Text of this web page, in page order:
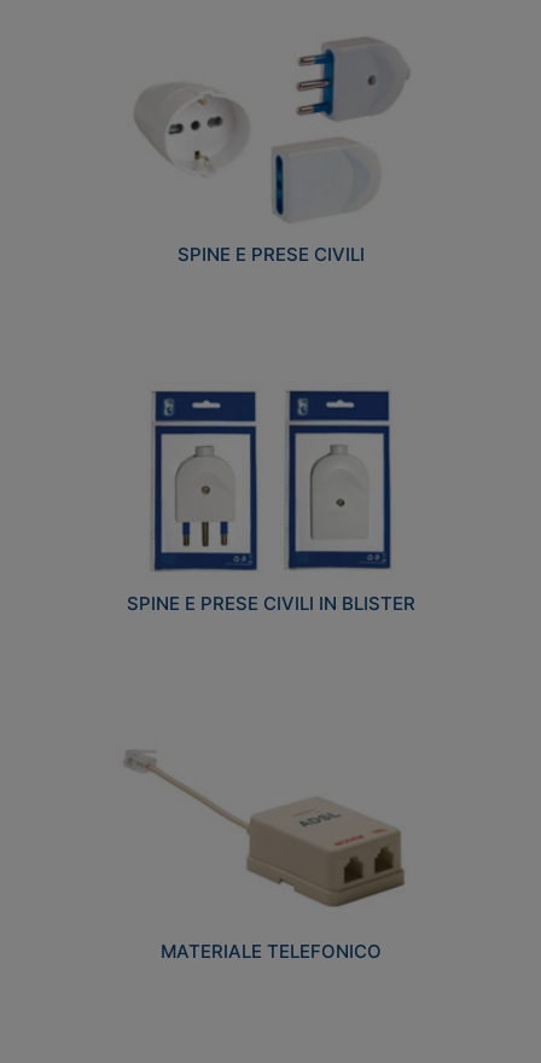
SPINE E PRESE CIVILI
SPINE E PRESE CIVILI IN BLISTER
MATERIALE TELEFONICO